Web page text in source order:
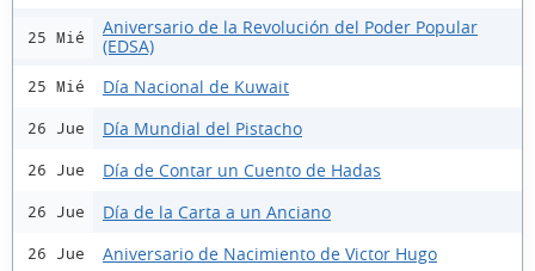
25 Mié
Aniversario de la Revolución del Poder Popular
(EDSA)
25 Mié Día Nacional de Kuwait
26 Jue Día Mundial del Pistacho
26 Jue Día de Contar un Cuento de Hadas
26 Jue Día de la Carta a un Anciano
26 Jue Aniversario de Nacimiento de Victor Hugo